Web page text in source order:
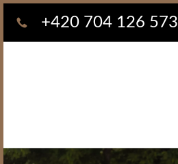
+420 704 126 573